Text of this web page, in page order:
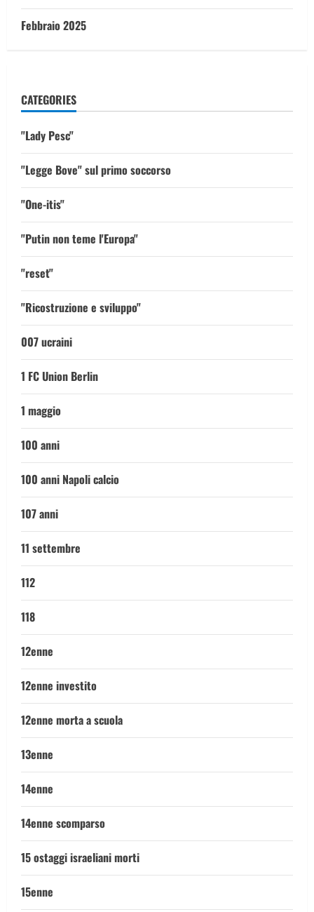
Febbraio 2025
CATEGORIES
"Lady Pesc"
"Legge Bove" sul primo soccorso
"One-itis"
"Putin non teme l'Europa"
"reset"
"Ricostruzione e sviluppo"
007 ucraini
1 FC Union Berlin
1 maggio
100 anni
100 anni Napoli calcio
107 anni
11 settembre
112
118
12enne
12enne investito
12enne morta a scuola
13enne
14enne
14enne scomparso
15 ostaggi israeliani morti
15enne